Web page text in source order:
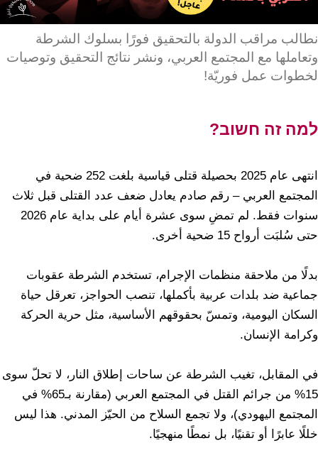
نطالب مراقب الدولة بالتحقيق فورًا بسلوك الشرطة
وتعاملها مع المجتمع العربي، ونشر نتائج التحقيق وتوصيات
لخطوات عمل فوريّة!
למה זה חשוב?
انتهى عام 2025 بحصيلة قتلى قياسية بلغت 252 ضحية في
المجتمع العربي – رقم صادم يعادل ضعف عدد القتلى قبل ثلاث
سنوات فقط. لم تمضِ سوى عشرة أيام على بداية عام 2026
حتى سُلبَت أرواح 15 ضحية أخرى.
بدلًا من ملاحقة منظمات الإجرام، تستخدم الشرطة عقوبات
جماعية ضد بلدات عربية بأكملها، تنصب الحواجز، تعرقل حياة
السكان اليومية، وتمسّ بحقوقهم الأساسية، مثل حرية الحركة
وكرامة الإنسان.
في المقابل، تغيب الشرطة عن ساحات إطلاق النار، لا تحلّ سوى
15% من جرائم القتل في المجتمع العربي (مقارنة بـ65% في
المجتمع اليهودي)، ولا تجمع السلاح من الحيّز المدني. هذا ليس
خللًا عابرًا أو تقنيًا، بل نمطًا منهجيًا.